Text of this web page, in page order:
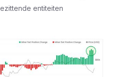
entiteiten